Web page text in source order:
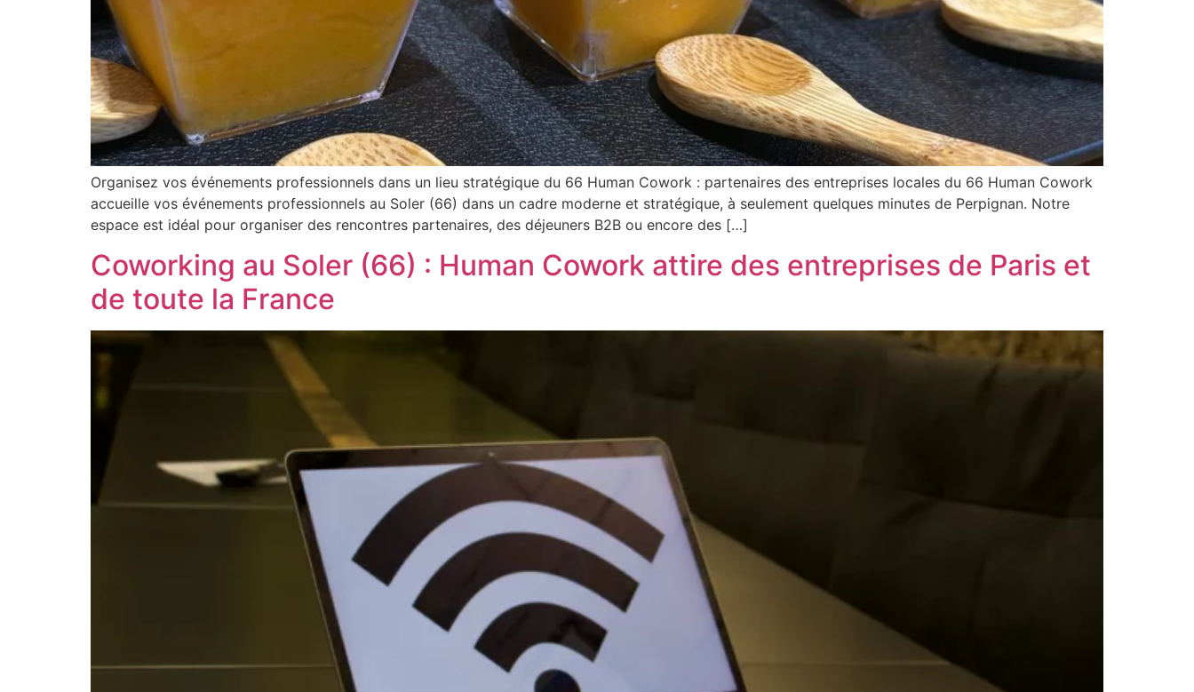
Organisez vos événements professionnels dans un lieu stratégique du 66 Human Cowork : partenaires des entreprises locales du 66 Human Cowork
accueille vos événements professionnels au Soler (66) dans un cadre moderne et stratégique, à seulement quelques minutes de Perpignan. Notre
espace est idéal pour organiser des rencontres partenaires, des déjeuners B2B ou encore des […]
Coworking au Soler (66) : Human Cowork attire des entreprises de Paris et
de toute la France